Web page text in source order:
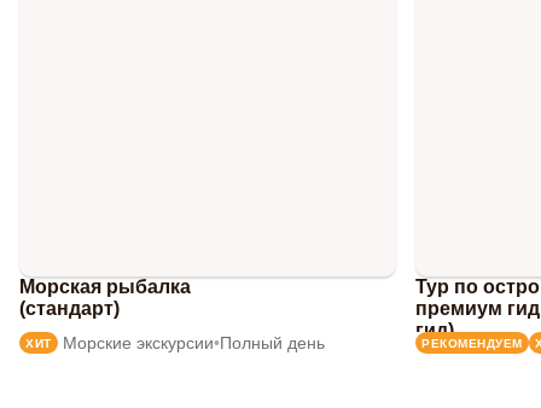
Морская рыбалка
(стандарт)
ХИТ Морские экскурсии•Полный день
Тур по
премиум
гид)
РЕКОМЕНДУЕМ